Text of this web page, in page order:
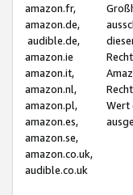
amazon.fr,
amazon.de,
audible.de,
amazon.ie
amazon.it,
amazon.nl,
amazon.pl,
amazon.es,
amazon.se,
amazon.co.uk,
audible.co.uk
Wert